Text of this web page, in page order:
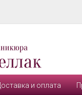
и оплата